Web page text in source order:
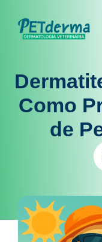
Como
de